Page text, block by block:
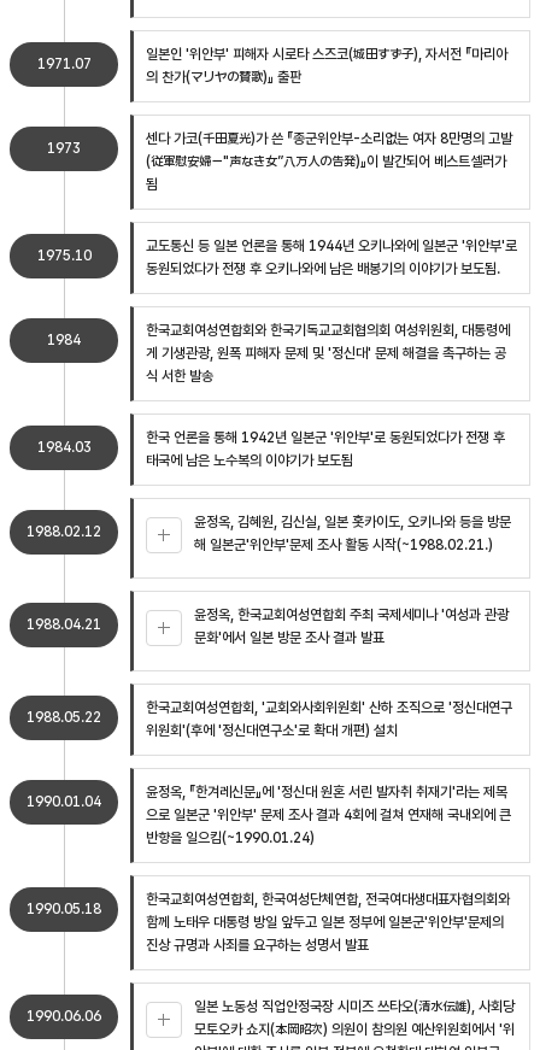
1971.07
일본인 '위안부' 피해자 시로타 스즈코(城田すず子), 자서전 『마리아
의 찬가(マリヤの賛歌)』 출판
1973
센다 가코(千田夏光)가 쓴 『종군위안부-소리없는 여자 8만명의 고발
(従軍慰安婦－"声なき女”八万人の告発)』이 발간되어 베스트셀러가
됨
1975.10
교도통신 등 일본 언론을 통해 1944년 오키나와에 일본군 '위안부'로
동원되었다가 전쟁 후 오키나와에 남은 배봉기의 이야기가 보도됨.
1984
한국교회여성연합회와 한국기독교교회협의회 여성위원회, 대통령에
게 기생관광, 원폭 피해자 문제 및 '정신대' 문제 해결을 촉구하는 공
식 서한 발송
1984.03
한국 언론을 통해 1942년 일본군 '위안부'로 동원되었다가 전쟁 후
태국에 남은 노수복의 이야기가 보도됨
1988.02.12
윤정옥, 김혜원, 김신실, 일본 홋카이도, 오키나와 등을 방문
해 일본군'위안부'문제 조사 활동 시작(~1988.02.21.)
1988.04.21
윤정옥, 한국교회여성연합회 주최 국제세미나 '여성과 관광
문화'에서 일본 방문 조사 결과 발표
1988.05.22
한국교회여성연합회, '교회와사회위원회' 산하 조직으로 '정신대연구
위원회'(후에 '정신대연구소'로 확대 개편) 설치
1990.01.04
윤정옥, 『한겨레신문』에 '정신대 원혼 서린 발자취 취재기'라는 제목
으로 일본군 '위안부' 문제 조사 결과 4회에 걸쳐 연재해 국내외에 큰
반향을 일으킴(~1990.01.24)
1990.05.18
한국교회여성연합회, 한국여성단체연합, 전국여대생대표자협의회와
함께 노태우 대통령 방일 앞두고 일본 정부에 일본군'위안부'문제의
진상 규명과 사죄를 요구하는 성명서 발표
1990.06.06
일본 노동성 직업안정국장 시미즈 쓰타오(清水伝雄), 사회당
모토오카 쇼지(本岡昭次) 의원이 참의원 예산위원회에서 '위